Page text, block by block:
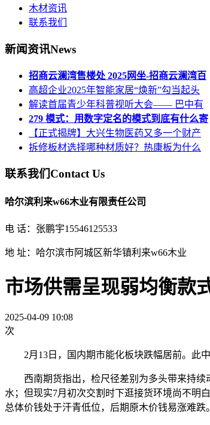
木材资讯
联系我们
新闻资讯News
招商云澜湾售楼处 2025网坐-招商云澜湾百
高超企业2025年智能家居“焕新”勾当起头
解读首届青少年科普视听大会—— 巴中有
279 模式：用数字定名的模式到底有什么寄
【正式揭牌】大兴生物医药又多一个财产
拆修板材选择哪种材质好？热康板为什么
联系我们Contact Us
哈尔滨利来w66木业有限责任公司
电 话：张鹏宇15546125533
地 址：哈尔滨市阿城区新华镇利来w66木业
市场供需呈现弱均衡款
2025-04-09 10:08
次
2月13日，国内期市能化板块跌幅居前。此中
西南期货指出，检尺径差别为多头带来持续
水；但现实7月初次交割时下逛接货环境尚不明
总体价钱处于汗青低位，后期原木价钱易涨难跌。